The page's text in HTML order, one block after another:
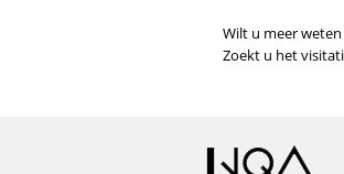
Wilt u meer
Zoekt u het